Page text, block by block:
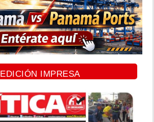
EDICIÓN IMPRESA